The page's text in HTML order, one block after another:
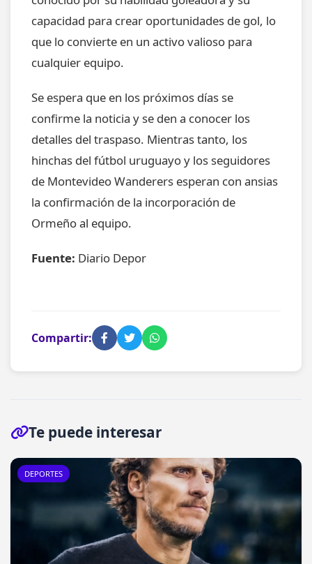
capacidad para crear oportunidades de gol, lo
que lo convierte en un activo valioso para
cualquier equipo.
Se espera que en los próximos días se
confirme la noticia y se den a conocer los
detalles del traspaso. Mientras tanto, los
hinchas del fútbol uruguayo y los seguidores
de Montevideo Wanderers esperan con ansias
la confirmación de la incorporación de
Ormeño al equipo.
Fuente: Diario Depor
Compartir:
Te puede interesar
DEPORTES